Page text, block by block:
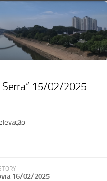
Serra” 15/02/2025
16/02/2025